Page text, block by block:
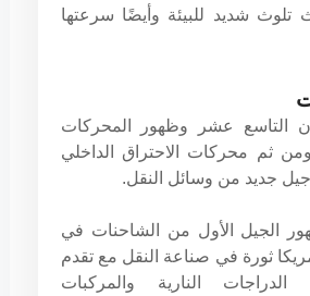
تلوث شديد للبيئة وأيضًا سرعتها
التاسع عشر وظهور المحركات
ومن ثم محركات الاحتراق الداخلي
جديد من وسائل النقل.
الجيل الأول من الشاحنات في
ثورة في صناعة النقل مع تقدم
الدراجات النارية والمركبات